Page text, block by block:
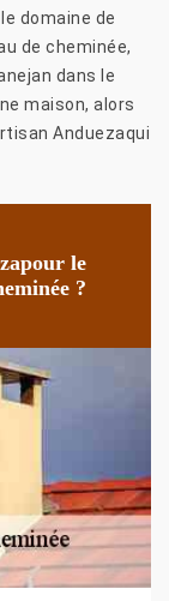
domaine de
de cheminée,
dans le
maison, alors
Anduezaqui
le
?